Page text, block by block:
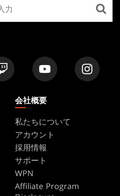
会社概要
私たちについて
アカウント
採用情報
サポート
WPN
Affiliate Program